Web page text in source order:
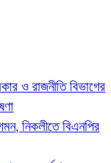
ও রাজনীতি বিভাগের
নিকলীতে বিএনপির